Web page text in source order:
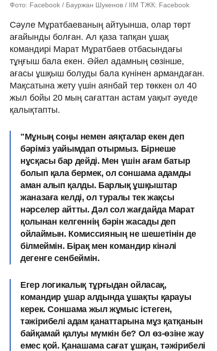
Фото: Facebook / Бауржан Шукенов / ІІМ ТЖК: Facebook
Сәуле Мұратбаеваның айтуынша, олар төрт
ағайынды болған. Ал қаза тапқан ұшақ
командирі Марат Мұратбаев отбасындағы
тұңғыш бала екен. Әйел адамның сөзінше,
ағасы ұшқыш болуды бала күнінен армандаған.
Мақсатына жету үшін аянбай тер төккен ол 40
жыл бойы 20 мың сағаттан астам уақыт әуеде
қалықтапты.
"Мұның соңы немен аяқталар екен деп
бәріміз уайымдап отырмыз. Бірнеше
нұсқасы бар дейді. Мен үшін ағам батыр
болып қала бермек, ол соншама адамды
аман алып қалды. Барлық ұшқыштар
жаназаға келді, ол туралы тек жақсы
нәрселер айтты. Дәл сол жағдайда Марат
қолынан келгеннің бәрін жасады деп
ойлаймын. Комиссияның не шешетінін де
білмеймін. Бірақ мен командир кінәлі
дегенге сенбеймін.
Егер логикалық тұрғыдан ойласақ,
командир ұшар алдында ұшақты қарауы
керек. Соншама жыл жұмыс істеген,
тәжірибелі адам қанаттарына мұз қатқанын
байқамай қалуы мүмкін бе? Ол өз-өзіне жау
емес қой. Қанашама сағат ұшқан, тәжірибелі